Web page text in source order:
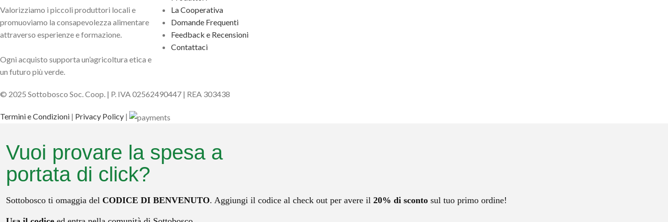
Valorizziamo i piccoli produttori locali e
promuoviamo la consapevolezza alimentare
attraverso esperienze e formazione.
Ogni acquisto supporta un’agricoltura etica e
un futuro più verde.
La Cooperativa
Domande Frequenti
Feedback e Recensioni
Contattaci
© 2025 Sottobosco Soc. Coop. | P. IVA 02562490447 | REA 303438
Termini e Condizioni | Privacy Policy |
Vuoi provare la spesa a
portata di click?
Sottobosco ti omaggia del CODICE DI BENVENUTO. Aggiungi il codice al check out per avere il 20% di sconto sul tuo primo ordine!